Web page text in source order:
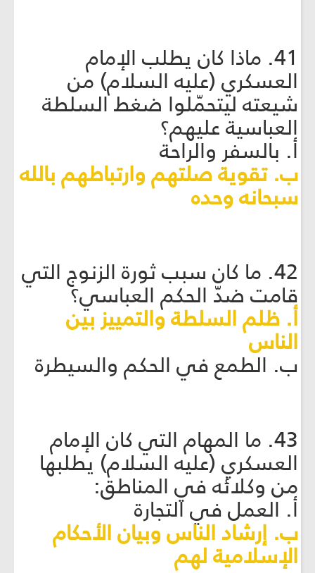
41. ماذا كان يطلب الإمام
العسكري (عليه السلام) من
شيعته ليتحمّلوا ضغط السلطة
العباسية عليهم؟
أ. بالسفر والراحة
ب. تقوية صلتهم وارتباطهم بالله
سبحانه وحده
42. ما كان سبب ثورة الزنوج التي
قامت ضدّ الحكم العباسي؟
أ. ظلم السلطة والتمييز بين
الناس
ب. الطمع في الحكم والسيطرة
43. ما المهام التي كان الإمام
العسكري (عليه السلام) يطلبها
من وكلائه في المناطق:
أ. العمل في التجارة
ب. إرشاد الناس وبيان الأحكام
الإسلامية لهم